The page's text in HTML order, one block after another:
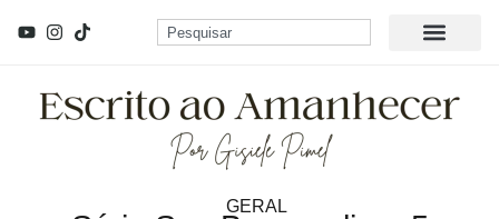
GERAL